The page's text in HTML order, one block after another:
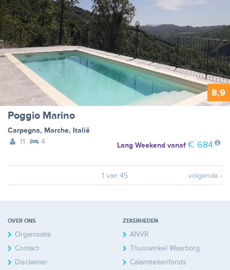
8,9
Poggio Marino
Carpegna, Marche, Italië
11
4 Lang Weekendvanaf € 684
1 van 45 volgende ›
OVER ONS
Organisatie
Contact
Disclaimer
ZEKERHEDEN
ANVR
Thuiswinkel Waarborg
Calamiteitenfonds